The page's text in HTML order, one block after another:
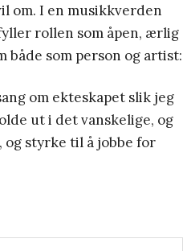
om. I en musikkverden
rollen som åpen, ærlig
som person og artist:
om ekteskapet slik jeg
ut i det vanskelige, og
og styrke til å jobbe for